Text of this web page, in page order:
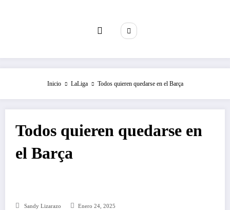
Inicio LaLiga Todos quieren quedarse en el Barça
Todos quieren quedarse en
el Barça
Sandy Lizarazo Enero 24, 2025